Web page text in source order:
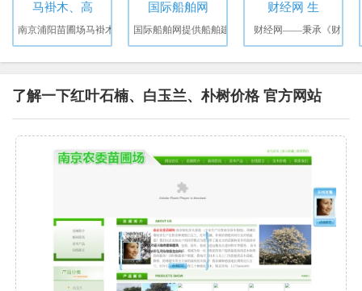
马褂木、高
南京浦阳苗圃场马褂木
国际船舶网
国际船舶网提供船舶建
财经网 生
财经网——秉承《财
了解一下红叶石楠、白玉兰、朴树价格 官方网站